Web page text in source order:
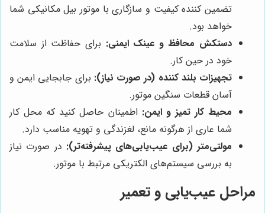
تضمین کننده کیفیت و سازگاری با موتور بیل مکانیکی شما
خواهد بود.
دستکش محافظ و عینک ایمنی: برای حفاظت از سلامت
خود در حین کار.
تجهیزات بلند کننده (در صورت نیاز): برای جابجایی ایمن و
آسان قطعات سنگین موتور.
محیط کار تمیز و ایمن: اطمینان حاصل کنید که محل کار
شما عاری از هرگونه مانع، لغزندگی و تهویه مناسب دارد.
مولتی‌متر (برای عیب‌یابی‌های پیشرفته‌تر): در صورت نیاز
به بررسی سیستم‌های الکتریکی مرتبط با موتور.
مراحل عیب‌یابی و تعمیر